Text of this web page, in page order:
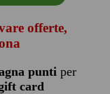
offerte,
puntiper
card